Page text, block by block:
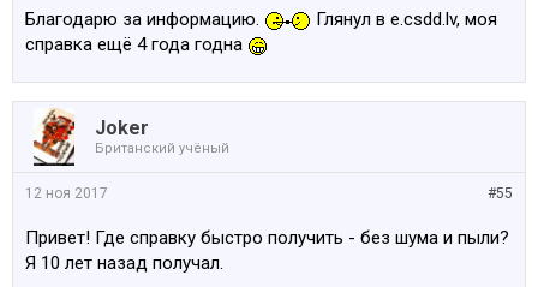
Благодарю за информацию.
Глянул в e.csdd.lv, моя
справка ещё 4 года годна
Joker
Британский учёный
#55
12 ноя 2017
Привет! Где справку быстро получить - без шума и пыли?
Я 10 лет назад получал.